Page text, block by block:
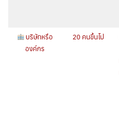
บริษัทหรือ
องค์กร
20 คนขึ้นไป